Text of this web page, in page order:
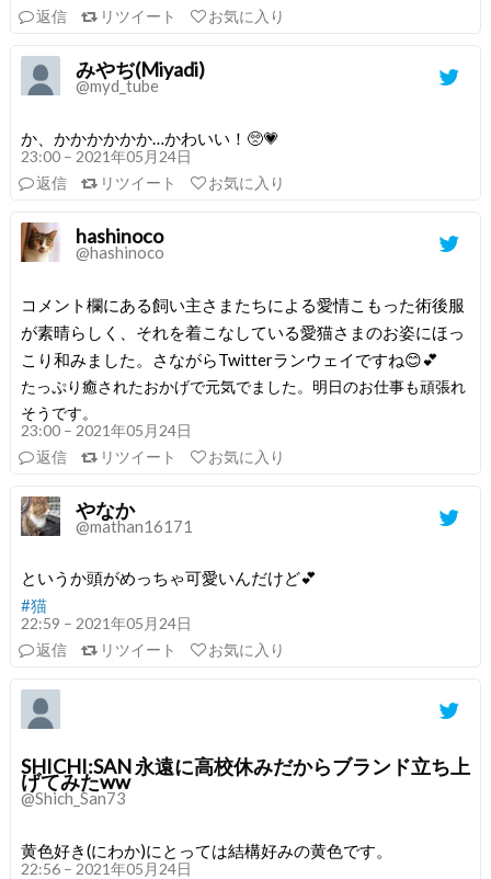
返信
リツイート お気に入り
みやぢ(Miyadi)
@myd_tube
か、かかかかかか…かわいい！🥺💗
23:00 – 2021年05月24日
返信
リツイート お気に入り
hashinoco
@hashinoco
コメント欄にある飼い主さまたちによる愛情こもった術後服
が素晴らしく、それを着こなしている愛猫さまのお姿にほっ
こり和みました。さながらTwitterランウェイですね😊💕
たっぷり癒されたおかげで元気でました。明日のお仕事も頑張れ
そうです。
23:00 – 2021年05月24日
返信
リツイート お気に入り
やなか
@mathan16171
というか頭がめっちゃ可愛いんだけど💕
#猫
22:59 – 2021年05月24日
返信
リツイート お気に入り
SHICHI:SAN 永遠に高校休みだからブランド立ち上
げてみたww
@Shich_San73
黄色好き(にわか)にとっては結構好みの黄色です。
22:56 – 2021年05月24日